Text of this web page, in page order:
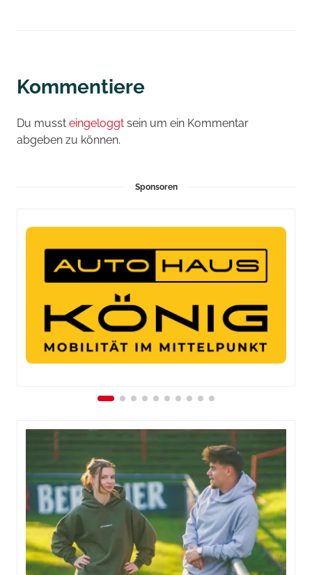
Kommentiere
Du musst eingeloggt sein um ein Kommentar
abgeben zu können.
Sponsoren